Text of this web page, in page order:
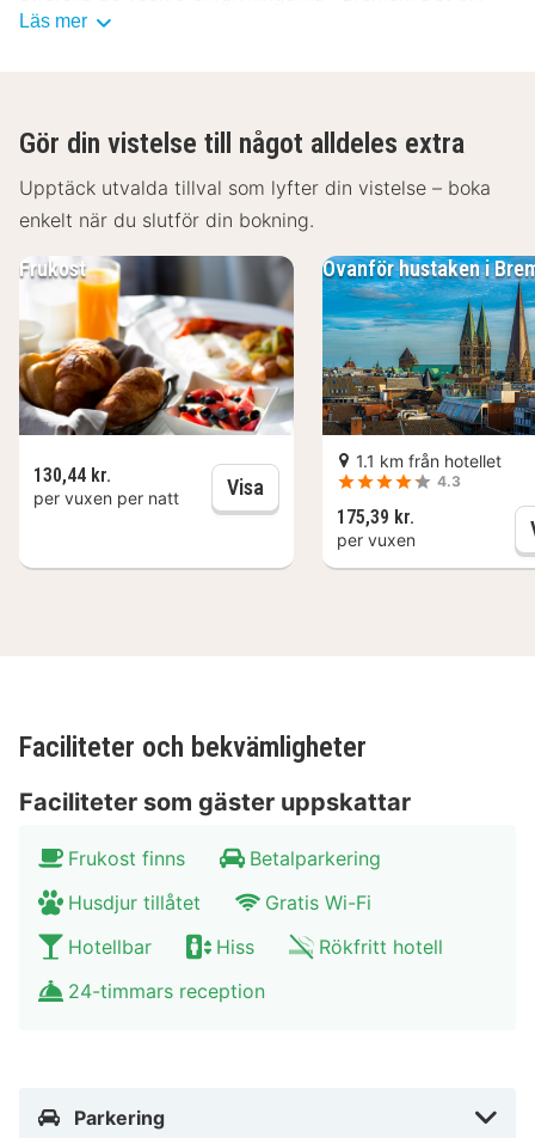
garanterat en trevlig vistelse på a&o Bremen
Läs mer
Gör din vistelse till något alldeles extra
Upptäck utvalda tillval som lyfter din vistelse – boka
enkelt när du slutför din bokning.
Ovanför hustaken i
1.1 km från hotellet
4.3
175,39 kr.
per vuxen
Frukost
130,44 kr.
per vuxen per natt Visa
Faciliteter och bekvämligheter
Faciliteter som gäster uppskattar
Frukost finns
Betalparkering
Husdjur tillåtet
Gratis Wi-Fi
Hotellbar
Hiss
Rökfritt hotell
24-timmars reception
Parkering